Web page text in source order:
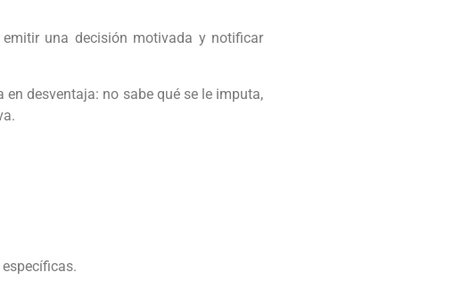
una decisión motivada y notificar
desventaja: no sabe qué se le imputa,